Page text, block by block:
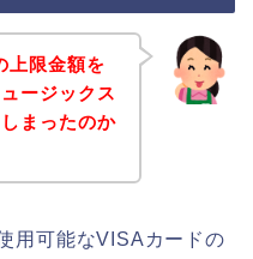
上限金額を
ージックス
まったのか
用可能なVISAカードの